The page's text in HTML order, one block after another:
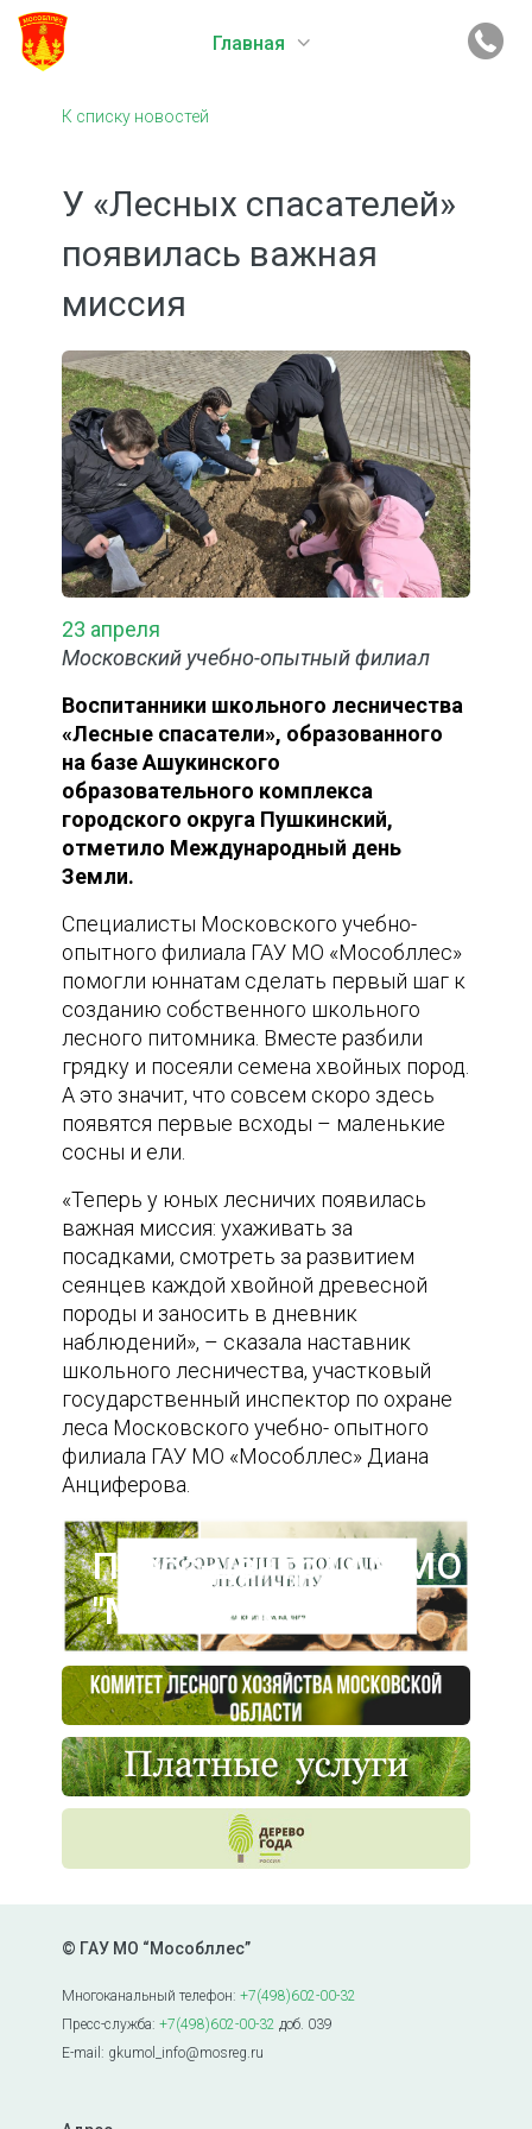
Главная
К списку новостей
У «Лесных спасателей»
появилась важная
миссия
23 апреля
Московский учебно-опытный филиал
Воспитанники школьного лесничества
«Лесные спасатели», образованного
на базе Ашукинского
образовательного комплекса
городского округа Пушкинский,
отметило Международный день
Земли.
Специалисты Московского учебно-
опытного филиала ГАУ МО «Мособллес»
помогли юннатам сделать первый шаг к
созданию собственного школьного
лесного питомника. Вместе разбили
грядку и посеяли семена хвойных пород.
А это значит, что совсем скоро здесь
появятся первые всходы – маленькие
сосны и ели.
«Теперь у юных лесничих появилась
важная миссия: ухаживать за
посадками, смотреть за развитием
сеянцев каждой хвойной древесной
породы и заносить в дневник
наблюдений», – сказала наставник
школьного лесничества, участковый
государственный инспектор по охране
леса Московского учебно- опытного
филиала ГАУ МО «Мособллес» Диана
Анциферова.
Пресс-центр ГАУ МО
"Мособллес"
© ГАУ МО “Мособллес”
Многоканальный телефон:+7(498)602-00-32
Пресс-служба:+7(498)602-00-32 доб. 039
E-mail: gkumol_info@mosreg.ru